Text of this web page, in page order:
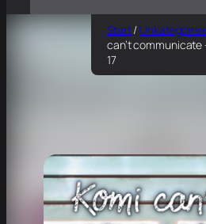
Start/
can’t communicate
17